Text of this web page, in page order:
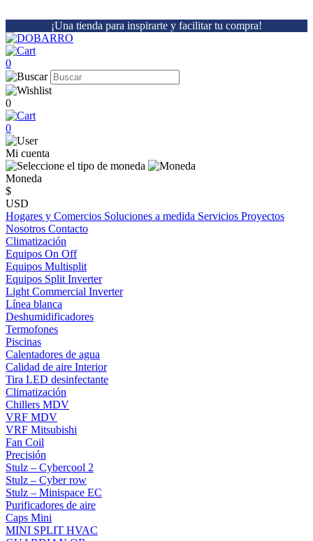
¡Una tienda para inspirarte y facilitar tu compra!
0
0
0
Mi cuenta
Moneda
$
USD
Hogares y Comercios Soluciones a medida Servicios Proyectos
Nosotros Contacto
Climatización
Equipos On Off
Equipos Multisplit
Equipos Split Inverter
Light Commercial Inverter
Línea blanca
Deshumidificadores
Termofones
Piscinas
Calentadores de agua
Calidad de aire Interior
Tira LED desinfectante
Climatización
Chillers MDV
VRF MDV
VRF Mitsubishi
Fan Coil
Precisión
Stulz – Cybercool 2
Stulz – Cyber row
Stulz – Minispace EC
Purificadores de aire
Caps Mini
MINI SPLIT HVAC